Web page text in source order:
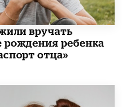
вручать
ребенка
отца»